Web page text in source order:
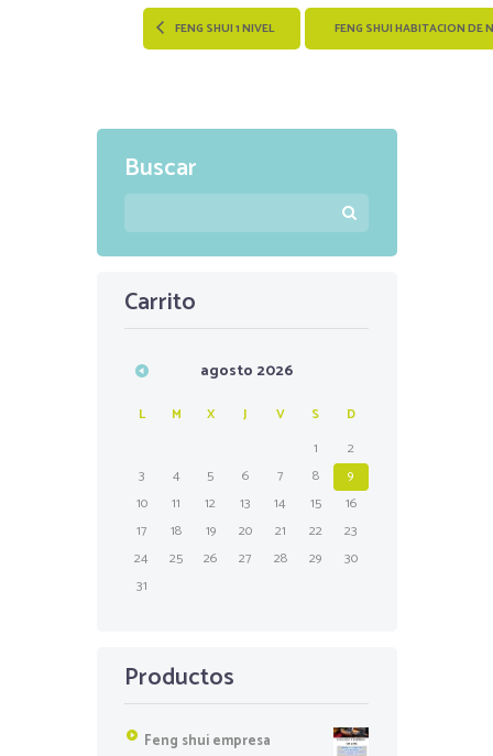
FENG SHUI 1 NIVEL FENG SHUI HABITACION DE
Buscar
Carrito
agosto 2026
L M X J V S D
1
2
3
4 5 6 7 8
9
10
11 12 13 14 15
16
17
18 19 20 21 22
23
24
25 26 27 28 29
30
31
Productos
Feng shui empresa